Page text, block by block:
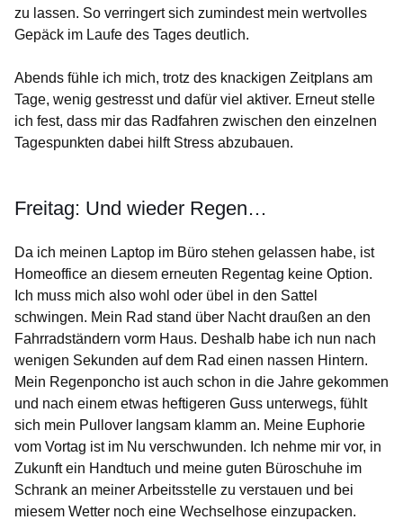
zu lassen. So verringert sich zumindest mein wertvolles
Gepäck im Laufe des Tages deutlich.
Abends fühle ich mich, trotz des knackigen Zeitplans am
Tage, wenig gestresst und dafür viel aktiver. Erneut stelle
ich fest, dass mir das Radfahren zwischen den einzelnen
Tagespunkten dabei hilft Stress abzubauen.
Freitag: Und wieder Regen…
Da ich meinen Laptop im Büro stehen gelassen habe, ist
Homeoffice an diesem erneuten Regentag keine Option.
Ich muss mich also wohl oder übel in den Sattel
schwingen. Mein Rad stand über Nacht draußen an den
Fahrradständern vorm Haus. Deshalb habe ich nun nach
wenigen Sekunden auf dem Rad einen nassen Hintern.
Mein Regenponcho ist auch schon in die Jahre gekommen
und nach einem etwas heftigeren Guss unterwegs, fühlt
sich mein Pullover langsam klamm an. Meine Euphorie
vom Vortag ist im Nu verschwunden. Ich nehme mir vor, in
Zukunft ein Handtuch und meine guten Büroschuhe im
Schrank an meiner Arbeitsstelle zu verstauen und bei
miesem Wetter noch eine Wechselhose einzupacken.